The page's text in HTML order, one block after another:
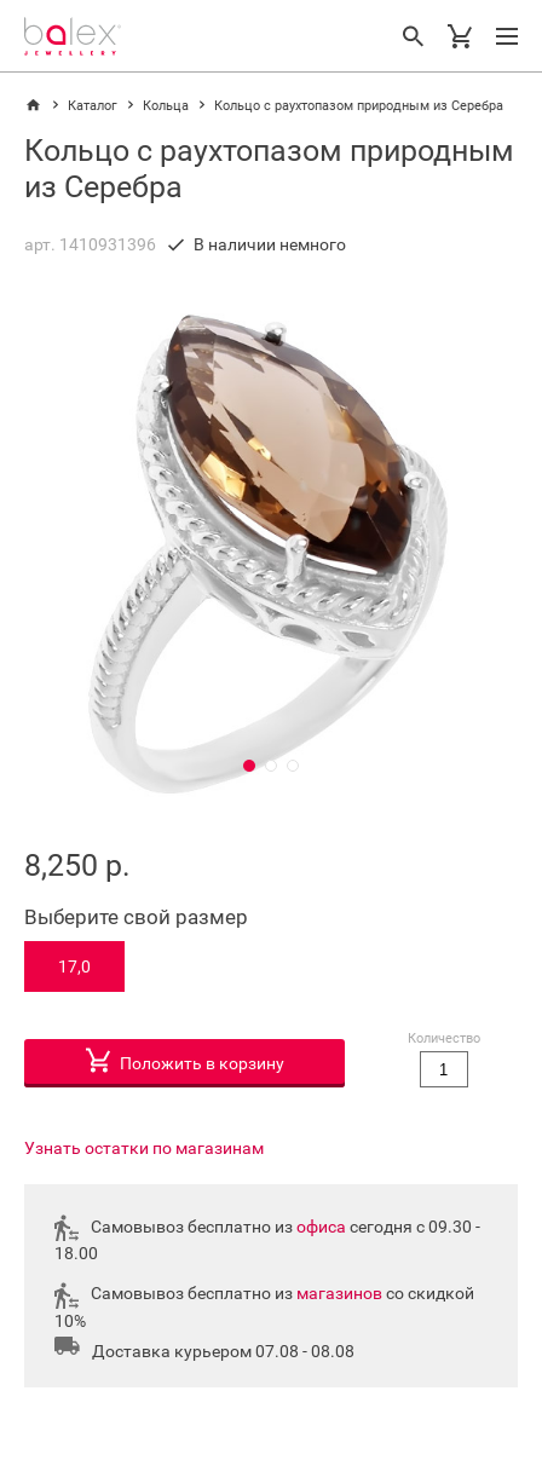
Каталог Кольца Кольцо с раухтопазом природным из Серебра
Кольцо с раухтопазом природным
из Серебра
арт. 1410931396 В наличии немного
8,250 р.
Выберите свой размер
17,0
Положить в корзину
Количество
Узнать остатки по магазинам
Самовывоз бесплатно изофиса сегодня с 09.30 -
18.00
Самовывоз бесплатно из магазиновсо скидкой
10%
Доставка курьером 07.08 - 08.08